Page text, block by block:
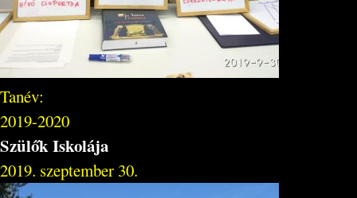
Tanév:
2019-2020
Szülők Iskolája
2019. szeptember 30.